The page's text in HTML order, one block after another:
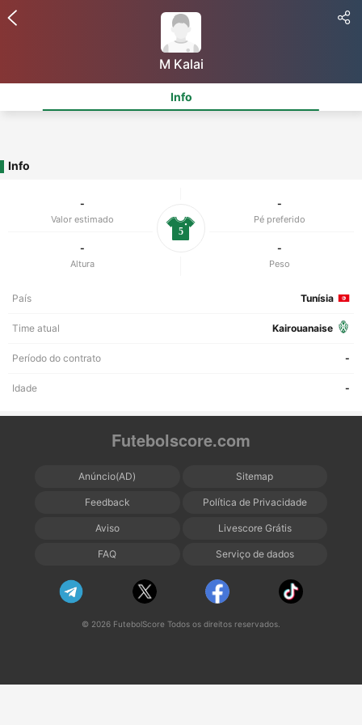
M Kalai
Info
Info
-
Valor estimado
-
Pé preferido
-
Altura
-
Peso
5
País Tunísia
Time atual Kairouanaise
Período do contrato -
Idade -
Futebolscore.com
Anúncio(AD) Sitemap
Feedback Política de Privacidade
Aviso Livescore Grátis
FAQ Serviço de dados
© 2026 FutebolScore Todos os direitos reservados.